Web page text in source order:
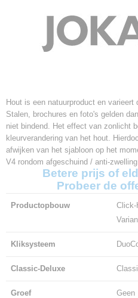
Hout is een natuurproduct en varieert
Stalen, brochures en foto's gelden
niet bindend. Het effect van zonlicht
kleurverandering van het hout.
afwijken van het sjabloon op het
V4 rondom afgeschuind / anti-
Betere prijs of
Probeer de
Productopbouw
Click-
Kliksysteem
Classic-Deluxe
Groef Geen